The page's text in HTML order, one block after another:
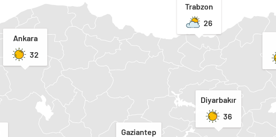
Ankara
32
Trabzon
26
Diyarbakır
36
Gaziantep